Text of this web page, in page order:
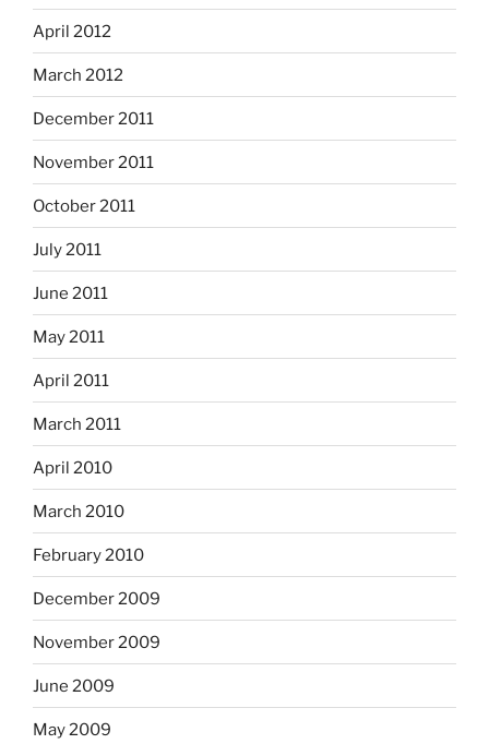
April 2012
March 2012
December 2011
November 2011
October 2011
July 2011
June 2011
May 2011
April 2011
March 2011
April 2010
March 2010
February 2010
December 2009
November 2009
June 2009
May 2009